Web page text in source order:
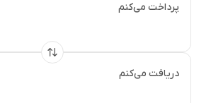
پرداخت می‌کنم
دریافت می‌کنم